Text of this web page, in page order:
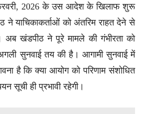
2026 के उस आदेश के खिलाफ शुरू
ने याचिकाकर्ताओं को अंतरिम राहत देने से
अब खंडपीठ ने पूरे मामले की गंभीरता को
सुनवाई तय की है। आगामी सुनवाई में
है कि क्या आयोग को परिणाम संशोधित
सूची ही प्रभावी रहेगी।